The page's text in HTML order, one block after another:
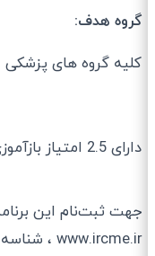
گروه هدف:
کلیه گروه های پزشکی
داراى 2.5 امتیاز بازآموزی
جهت ثبت‌نام این